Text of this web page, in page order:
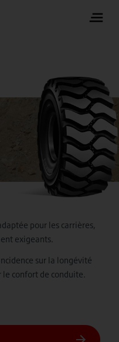
pour les carrières,
exigeants.
sur la longévité
confort de conduite.